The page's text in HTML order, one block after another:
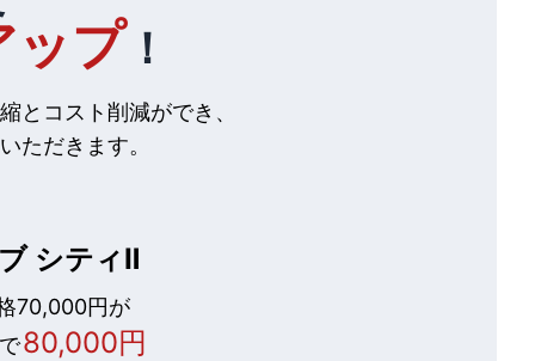
ップ ！
とコスト削減ができ、
ただきます。
シティⅡ
70,000円が
80,000円